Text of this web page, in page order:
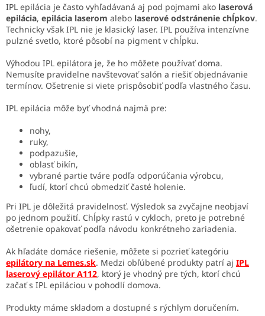
IPL epilácia je často vyhľadávaná aj pod pojmami ako laserová
epilácia, epilácia laserom alebo laserové odstránenie chĺpkov.
Technicky však IPL nie je klasický laser. IPL používa intenzívne
pulzné svetlo, ktoré pôsobí na pigment v chĺpku.
Výhodou IPL epilátora je, že ho môžete používať doma.
Nemusíte pravidelne navštevovať salón a riešiť objednávanie
termínov. Ošetrenie si viete prispôsobiť podľa vlastného času.
IPL epilácia môže byť vhodná najmä pre:
nohy,
ruky,
podpazušie,
oblasť bikín,
vybrané partie tváre podľa odporúčania výrobcu,
ľudí, ktorí chcú obmedziť časté holenie.
Pri IPL je dôležitá pravidelnosť. Výsledok sa zvyčajne neobjaví
po jednom použití. Chĺpky rastú v cykloch, preto je potrebné
ošetrenie opakovať podľa návodu konkrétneho zariadenia.
Ak hľadáte domáce riešenie, môžete si pozrieť kategóriu
epilátory na Lemes.sk. Medzi obľúbené produkty patrí aj IPL
laserový epilátor A112, ktorý je vhodný pre tých, ktorí chcú
začať s IPL epiláciou v pohodlí domova.
Produkty máme skladom a dostupné s rýchlym doručením.